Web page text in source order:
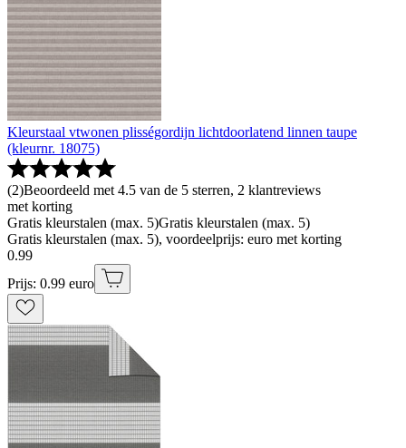
Kleurstaal vtwonen plisségordijn lichtdoorlatend linnen taupe
(kleurnr. 18075)
(2)Beoordeeld met 4.5 van de 5 sterren, 2 klantreviews
met korting
Gratis kleurstalen (max. 5)Gratis kleurstalen (max. 5)
Gratis kleurstalen (max. 5), voordeelprijs: euro met korting
0.99
Prijs: 0.99 euro